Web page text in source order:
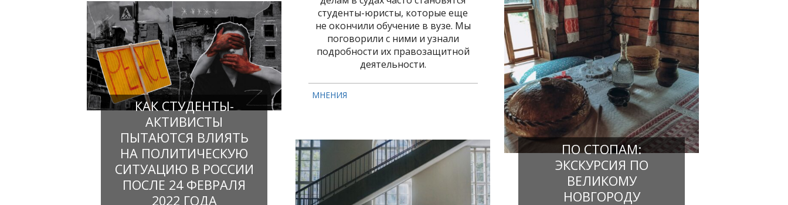
КАК СТУДЕНТЫ-
АКТИВИСТЫ
ПЫТАЮТСЯ ВЛИЯТЬ
НА ПОЛИТИЧЕСКУЮ
СИТУАЦИЮ В РОССИИ
ПОСЛЕ 24 ФЕВРАЛЯ
2022 ГОДА
студенты-юристы, которые еще
не окончили обучение в вузе. Мы
поговорили с ними и узнали
подробности их правозащитной
деятельности.
МНЕНИЯ
ПО СТОПАМ:
ЭКСКУРСИЯ ПО
ВЕЛИКОМУ
НОВГОРОДУ